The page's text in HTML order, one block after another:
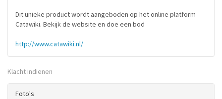
Dit unieke product wordt aangeboden op het online platform
Catawiki. Bekijk de website en doe een bod
http://www.catawiki.nl/
Klacht indienen
Foto's